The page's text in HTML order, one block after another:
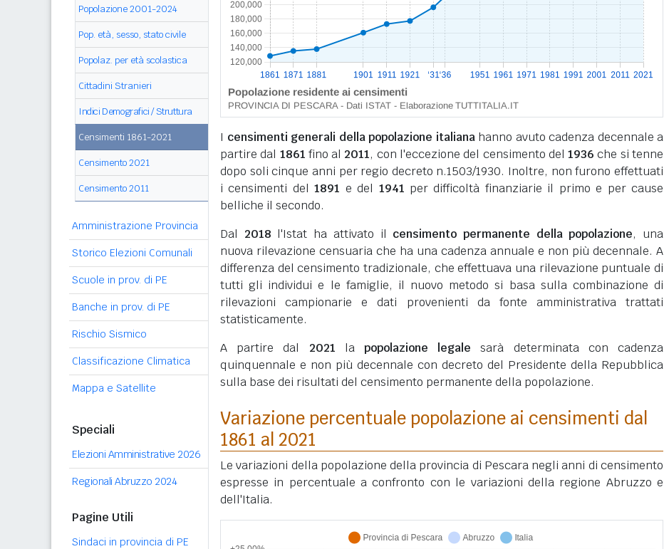
Popolazione 2001-2024
Pop. età, sesso, stato civile
Popolaz. per età scolastica
Cittadini Stranieri
Indici Demografici / Struttura
Censimenti 1861-2021
Censimento 2021
Censimento 2011
Amministrazione Provincia
Storico Elezioni Comunali
Scuole in prov. di PE
Banche in prov. di PE
Rischio Sismico
Classificazione Climatica
Mappa e Satellite
Speciali
Elezioni Amministrative 2026
Regionali Abruzzo 2024
Pagine Utili
Sindaci in provincia di PE
I censimenti generali della popolazione italianahanno avuto cadenza decennale a
partire dal 1861 fino al 2011, con l'eccezione del censimento del1936 che si tenne
dopo soli cinque anni per regio decreto n.1503/1930. Inoltre, non furono effettuati
i censimenti del1891 e del 1941 per difficoltà finanziarie il primo e per cause
belliche il secondo.
Dal 2018 l'Istat ha attivato il censimento permanente della popolazione, una
nuova rilevazione censuaria che ha una cadenza annuale e non più decennale. A
differenza del censimento tradizionale, che effettuava una rilevazione puntuale di
tutti gli individui e le famiglie, il nuovo metodo si basa sulla combinazione di
rilevazioni campionarie e dati provenienti da fonte amministrativa trattati
statisticamente.
A partire dal 2021 lapopolazione legale sarà determinata con cadenza
quinquennale e non più decennale con decreto del Presidente della Repubblica
sulla base dei risultati del censimento permanente della popolazione.
Variazione percentuale popolazione ai censimenti dal
1861 al 2021
Le variazioni della popolazione della provincia di Pescara negli anni di censimento
espresse in percentuale a confronto con le variazioni della regione Abruzzo e
dell'Italia.